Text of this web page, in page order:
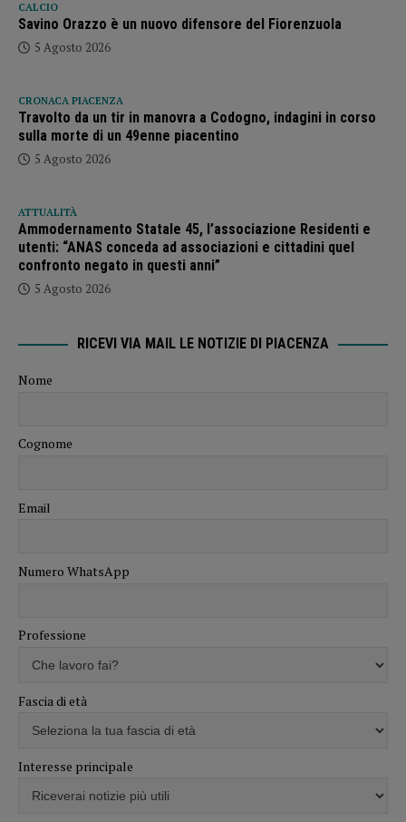
CALCIO
Savino Orazzo è un nuovo difensore del Fiorenzuola
5 Agosto 2026
CRONACA PIACENZA
Travolto da un tir in manovra a Codogno, indagini in corso
sulla morte di un 49enne piacentino
5 Agosto 2026
ATTUALITÀ
Ammodernamento Statale 45, l’associazione Residenti e
utenti: “ANAS conceda ad associazioni e cittadini quel
confronto negato in questi anni”
5 Agosto 2026
RICEVI VIA MAIL LE NOTIZIE DI PIACENZA
Nome
Cognome
Email
Numero WhatsApp
Professione
Fascia di età
Interesse principale